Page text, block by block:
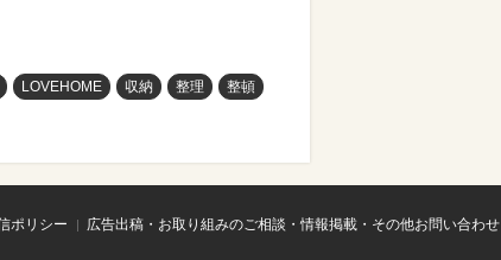
LOVEHOME 収納 整理 整頓
ポリシー
広告出稿・お取り組みのご相談・情報掲載・その他お問い合わせ